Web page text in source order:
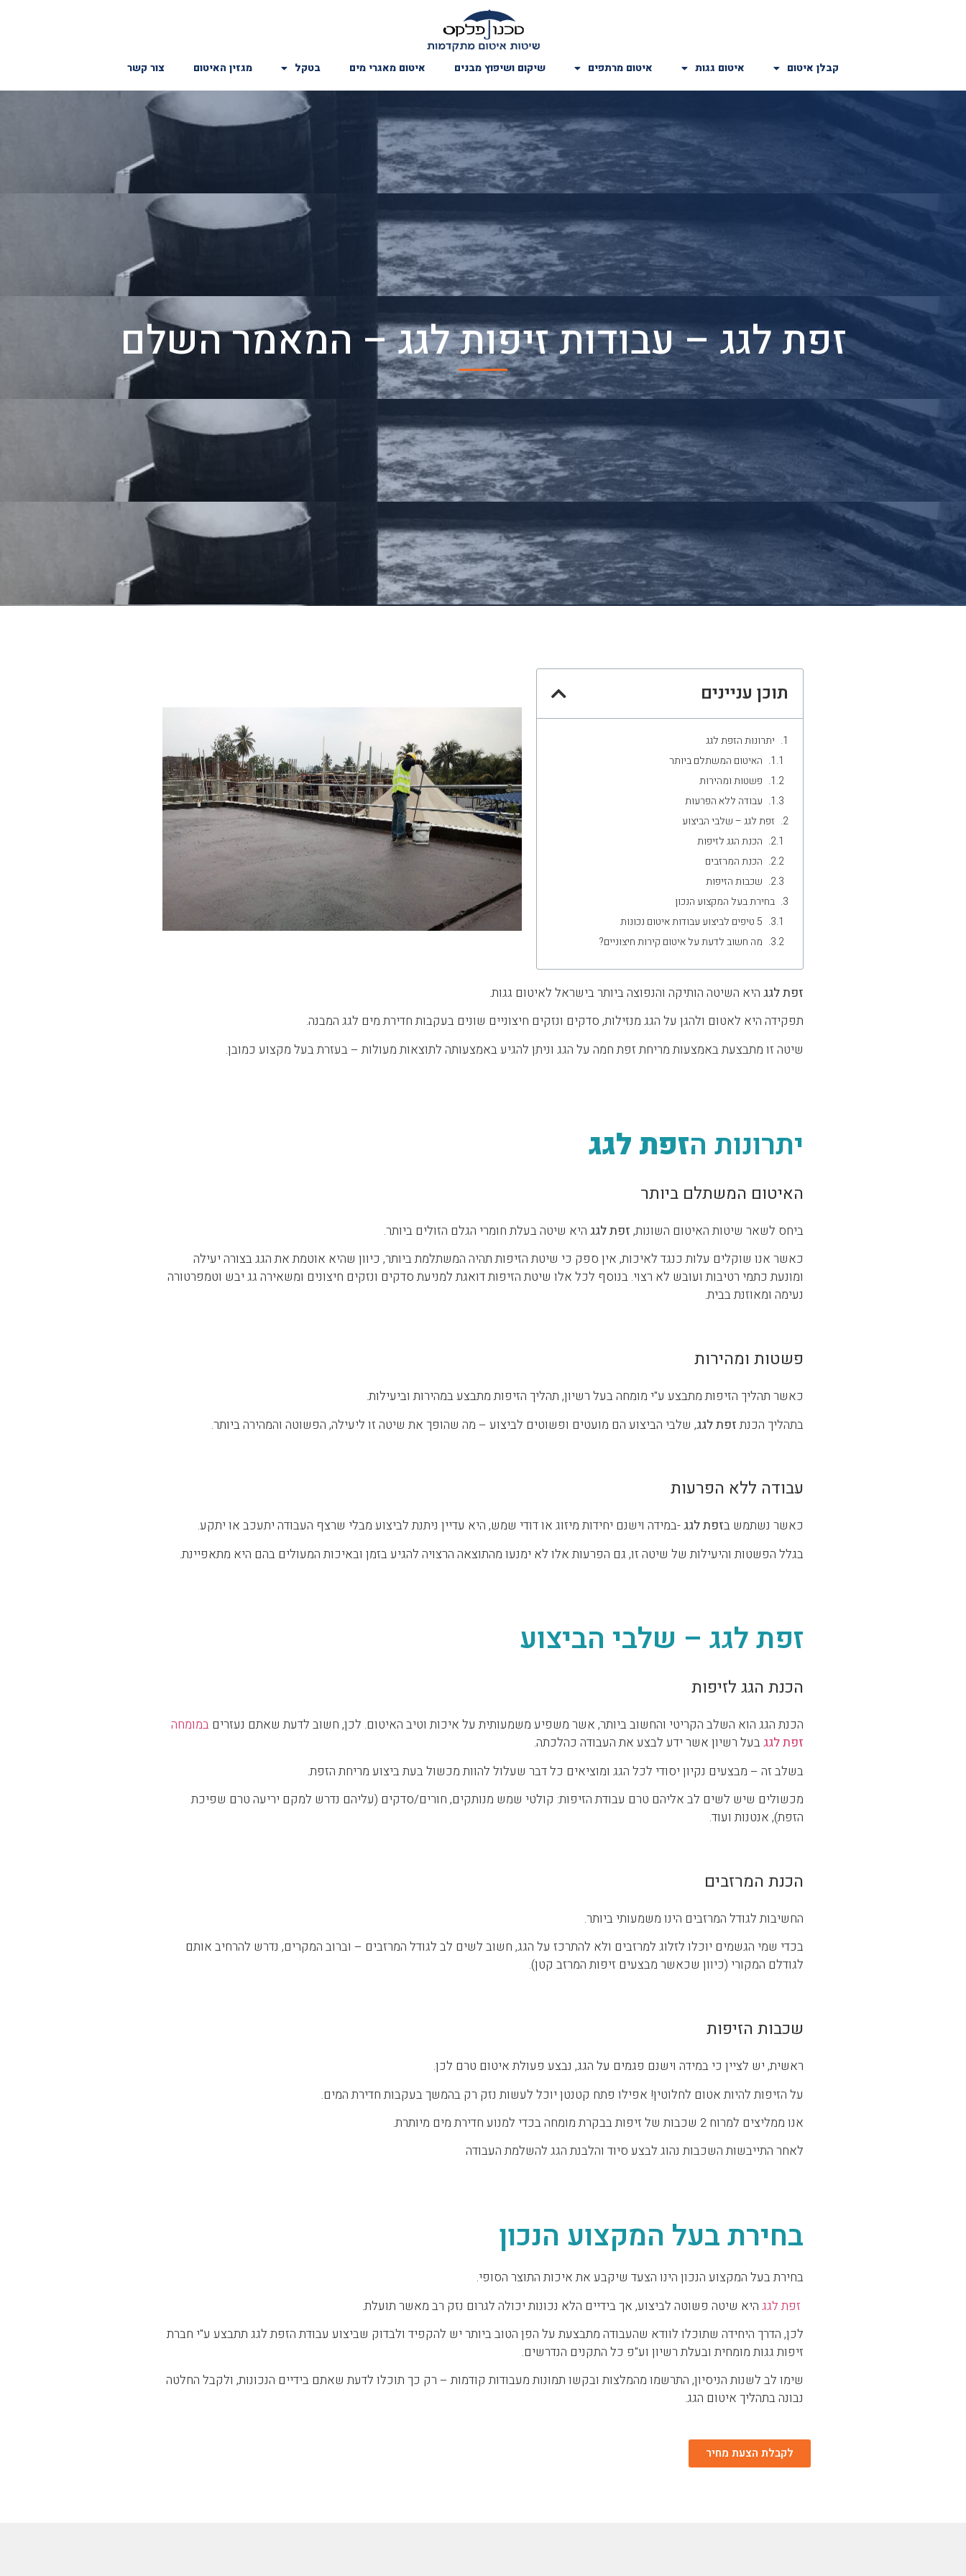
קבלן איטום איטום גגות איטום מרתפים שיקום ושיפוץ מבנים איטום מאגרי מים בטקל מגזין האיטום צור קשר
זפת לגג – עבודות זיפות לגג – המאמר השלם
תוכן עניינים
יתרונות הזפת לגג
האיטום המשתלם ביותר
פשטות ומהירות
עבודה ללא הפרעות
זפת לגג – שלבי הביצוע
הכנת הגג לזיפות
הכנת המרזבים
שכבות הזיפות
בחירת בעל המקצוע הנכון
5 טיפים לביצוע עבודות איטום נכונות
מה חשוב לדעת על איטום קירות חיצוניים?
זפת לגג היא השיטה הותיקה והנפוצה ביותר בישראל לאיטום גגות.
תפקידה היא לאטום ולהגן על הגג מנזילות, סדקים ונזקים חיצוניים שונים בעקבות חדירת מים לגג המבנה.
שיטה זו מתבצעת באמצעות מריחת זפת חמה על הגג וניתן להגיע באמצעותה לתוצאות מעולות – בעזרת בעל מקצוע כמובן.
יתרונות הזפת לגג
האיטום המשתלם ביותר
ביחס לשאר שיטות האיטום השונות, זפת לגג היא שיטה בעלת חומרי הגלם הזולים ביותר.
כאשר אנו שוקלים עלות כנגד לאיכות, אין ספק כי שיטת הזיפות תהיה המשתלמת ביותר, כיוון שהיא אוטמת את הגג בצורה יעילה
ומונעת כתמי רטיבות ועובש לא רצוי. בנוסף לכל אלו שיטת הזיפות דואגת למניעת סדקים ונזקים חיצונים ומשאירה גג יבש וטמפרטורה
נעימה ומאוזנת בבית.
פשטות ומהירות
כאשר תהליך הזיפות מתבצע ע"י מומחה בעל רשיון, תהליך הזיפות מתבצע במהירות וביעילות.
בתהליך הכנתזפת לגג, שלבי הביצוע הם מועטים ופשוטים לביצוע – מה שהופך את שיטה זו ליעילה, הפשוטה והמהירה ביותר.
עבודה ללא הפרעות
כאשר נשתמש בזפת לגג-במידה וישנם יחידות מיזוג או דודי שמש, היא עדיין ניתנת לביצוע מבלי שרצף העבודה יתעכב או יתקע.
בגלל הפשטות והיעילות של שיטה זו, גם הפרעות אלו לא ימנעו מהתוצאה הרצויה להגיע בזמן ובאיכות המעולים בהם היא מתאפיינת.
זפת לגג – שלבי הביצוע
הכנת הגג לזיפות
הכנת הגג הוא השלב הקריטי והחשוב ביותר, אשר משפיע משמעותית על איכות וטיב האיטום. לכן, חשוב לדעת שאתם נעזרים במומחה
זפת לגגבעל רשיון אשר ידע לבצע את העבודה כהלכתה.
בשלב זה – מבצעים נקיון יסודי לכל הגג ומוציאים כל דבר שעלול להוות מכשול בעת ביצוע מריחת הזפת.
מכשולים שיש לשים לב אליהם טרם עבודת הזיפות: קולטי שמש מנותקים, חורים/סדקים (עליהם נדרש למקם יריעה טרם שפיכת
הזפת), אנטנות ועוד.
הכנת המרזבים
החשיבות לגודל המרזבים הינו משמעותי ביותר.
בכדי שמי הגשמים יוכלו לזלוג למרזבים ולא להתרכז על הגג, חשוב לשים לב לגודל המרזבים – וברוב המקרים, נדרש להרחיב אותם
לגודלם המקורי (כיוון שכאשר מבצעים זיפות המרזב קטן).
שכבות הזיפות
ראשית, יש לציין כי במידה וישנם פגמים על הגג, נבצע פעולת איטום טרם לכן.
על הזיפות להיות אטום לחלוטין! אפילו פתח קטנטן יוכל לעשות נזק רק בהמשך בעקבות חדירת המים.
אנו ממליצים למרוח 2 שכבות של זיפות בבקרת מומחה בכדי למנוע חדירת מים מיותרת.
לאחר התייבשות השכבות נהוג לבצע סיוד והלבנת הגג להשלמת העבודה
בחירת בעל המקצוע הנכון
בחירת בעל המקצוע הנכון הינו הצעד שיקבע את איכות התוצר הסופי.
זפת לגג היא שיטה פשוטה לביצוע, אך בידיים הלא נכונות יכולה לגרום נזק רב מאשר תועלת.
לכן, הדרך היחידה שתוכלו לוודא שהעבודה מתבצעת על הפן הטוב ביותר יש להקפיד ולבדוק שביצוע עבודת הזפת לגג תתבצע ע"י חברת
זיפות גגות מומחית ובעלת רשיון וע"פ כל התקנים הנדרשים.
שימו לב לשנות הניסיון, התרשמו מהמלצות ובקשו תמונות מעבודות קודמות – רק כך תוכלו לדעת שאתם בידיים הנכונות, ולקבל החלטה
נבונה בתהליך איטום הגג.
לקבלת הצעת מחיר